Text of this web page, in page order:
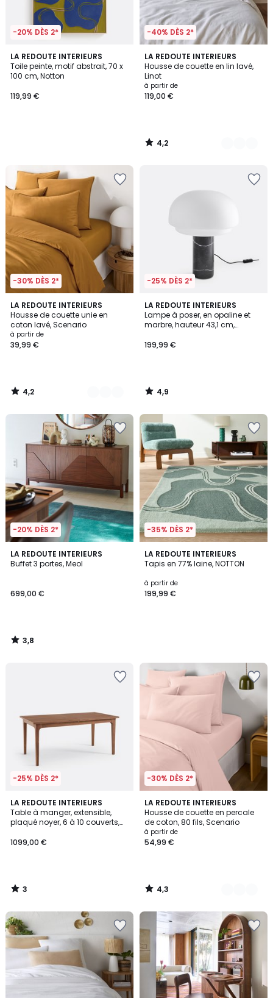
-20% DÈS 2*
LA REDOUTE INTERIEURS
Toile peinte, motif abstrait, 70 x
100 cm, Notton
119,99 €
-40% DÈS 2*
LA REDOUTE INTERIEURS
Housse de couette en lin lavé,
Linot
à partir de
119,00 €
4,2
/ 5
21
Couleurs
4,2
/
-30% DÈS 2*
LA REDOUTE INTERIEURS
Housse de couette unie en
coton lavé, Scenario
à partir de
39,99 €
4,2
/ 5
18
Couleurs
4,2
/
-25% DÈS 2*
LA REDOUTE INTERIEURS
Lampe à poser, en opaline et
marbre, hauteur 43,1 cm,
199,99 €
4,9
/ 5
4,9
/
-20% DÈS 2*
LA REDOUTE INTERIEURS
Buffet 3 portes, Meol
699,00 €
3,8
/ 5
3,8
/
-35% DÈS 2*
LA REDOUTE INTERIEURS
Tapis en 77% laine, NOTTON
à partir de
199,99 €
-25% DÈS 2*
LA REDOUTE INTERIEURS
Table à manger, extensible,
plaqué noyer, 6 à 10 couverts,
1099,00 €
3
/
5
3
/
-30% DÈS 2*
LA REDOUTE INTERIEURS
Housse de couette en percale
de coton, 80 fils, Scenario
à partir de
54,99 €
4,3
/ 5
21
Couleurs
4,3
/